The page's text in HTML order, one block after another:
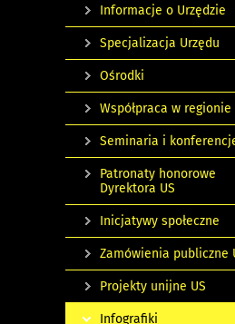
Informacje o Urzędzie
Specjalizacja Urzędu
Ośrodki
Współpraca w regionie
Seminaria i
Patronaty honorowe
Dyrektora US
Inicjatywy społeczne
Zamówienia publiczne
Projekty unijne US
Infografiki